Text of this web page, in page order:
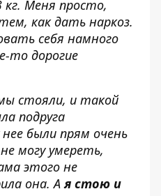
кг. Меня просто,
как дать наркоз.
себя намного
то дорогие
стояли, и такой
подруга
были прям очень
могу умереть,
этого не
она. Ая стою и